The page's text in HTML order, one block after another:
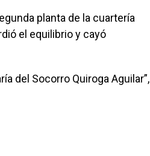
planta de la cuartería
el equilibrio y cayó
del Socorro Quiroga Aguilar”,